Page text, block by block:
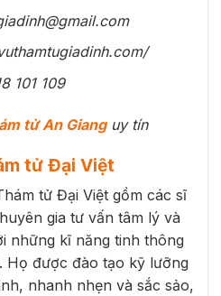
101 109
tử An Gianguy tín
tử Đại Việt
tử Đại Việt gồm các sĩ
gia tư vấn tâm lý và
những kĩ năng tinh thông
Họ được đào tạo kỹ lưỡng
nhanh nhẹn và sắc sảo,